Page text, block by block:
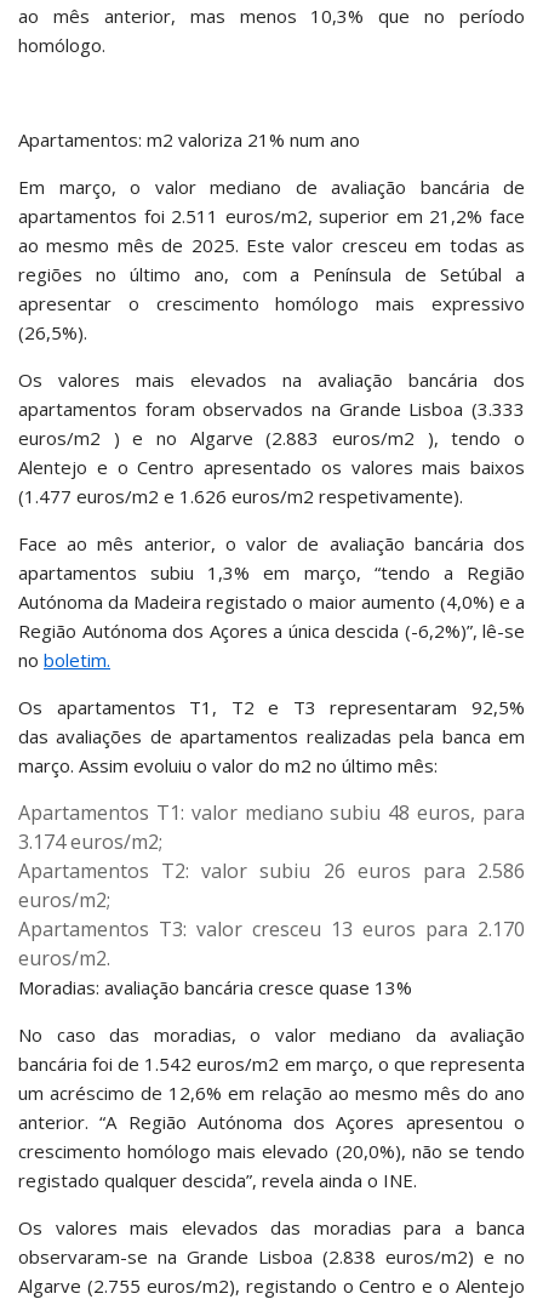
ao mês anterior, mas menos 10,3% que no período
homólogo.
Apartamentos: m2 valoriza 21% num ano
Em março, o valor mediano de avaliação bancária de
apartamentos foi 2.511 euros/m2, superior em 21,2% face
ao mesmo mês de 2025. Este valor cresceu em todas as
regiões no último ano, com a Península de Setúbal a
apresentar o crescimento homólogo mais expressivo
(26,5%).
Os valores mais elevados na avaliação bancária dos
apartamentos foram observados na Grande Lisboa (3.333
euros/m2 ) e no Algarve (2.883 euros/m2 ), tendo o
Alentejo e o Centro apresentado os valores mais baixos
(1.477 euros/m2 e 1.626 euros/m2 respetivamente).
Face ao mês anterior, o valor de avaliação bancária dos
apartamentos subiu 1,3% em março, “tendo a Região
Autónoma da Madeira registado o maior aumento (4,0%) e a
Região Autónoma dos Açores a única descida (-6,2%)”, lê-se
no boletim.
Os apartamentos T1, T2 e T3 representaram 92,5%
das avaliações de apartamentos realizadas pela banca em
março. Assim evoluiu o valor do m2 no último mês:
Apartamentos T1: valor mediano subiu 48 euros, para
3.174 euros/m2;
Apartamentos T2: valor subiu 26 euros para 2.586
euros/m2;
Apartamentos T3: valor cresceu 13 euros para 2.170
euros/m2.
Moradias: avaliação bancária cresce quase 13%
No caso das moradias, o valor mediano da avaliação
bancária foi de 1.542 euros/m2 em março, o que representa
um acréscimo de 12,6% em relação ao mesmo mês do ano
anterior. “A Região Autónoma dos Açores apresentou o
crescimento homólogo mais elevado (20,0%), não se tendo
registado qualquer descida”, revela ainda o INE.
Os valores mais elevados das moradias para a banca
observaram-se na Grande Lisboa (2.838 euros/m2) e no
Algarve (2.755 euros/m2), registando o Centro e o Alentejo